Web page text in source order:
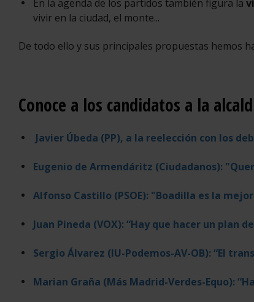
En la agenda de los partidos también figura la
vivir en la ciudad, el monte...
De todo ello y sus principales propuestas hemos
Conoce a los candidatos a la
Javier Úbeda (PP), a la reelección con los
Eugenio de Armendáritz (Ciudadanos):
Alfonso Castillo (PSOE): "Boadilla es la
Juan Pineda (VOX): “Hay que hacer un
Sergio Álvarez (IU-Podemos-AV-OB): “El
Marian Graña (Más Madrid-Verdes-Equo):